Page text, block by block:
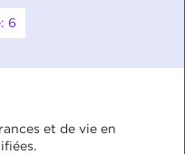
6
et de vie en